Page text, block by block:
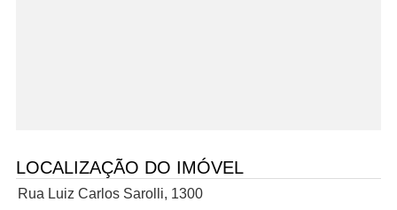
LOCALIZAÇÃO DO IMÓVEL
Rua Luiz Carlos Sarolli, 1300